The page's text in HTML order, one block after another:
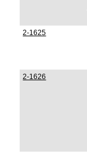
2-1625
2-1626